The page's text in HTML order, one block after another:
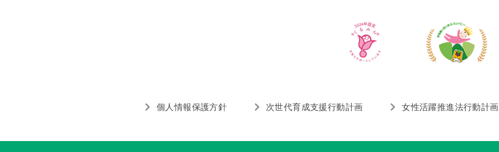
個人情報保護方針 次世代育成支援行動計画 女性活躍推進法行動計画